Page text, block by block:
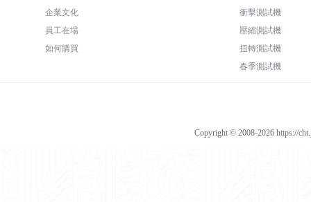
企業文化
員工在場
如何購買
衝擊測試機
壓縮測試機
扭轉測試機
春季測試機
Copyright © 2008-2026 https://